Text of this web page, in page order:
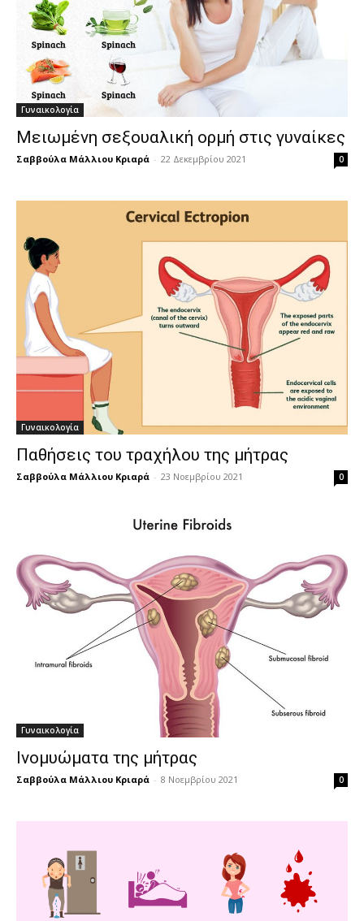
Γυναικολογία
Μειωμένη σεξουαλική ορμή στις γυναίκες
Σαββούλα Μάλλιου Κριαρά - 22 Δεκεμβρίου 2021 0
Γυναικολογία
Παθήσεις του τραχήλου της μήτρας
Σαββούλα Μάλλιου Κριαρά - 23 Νοεμβρίου 2021 0
Γυναικολογία
Ινομυώματα της μήτρας
Σαββούλα Μάλλιου Κριαρά - 8 Νοεμβρίου 2021 0